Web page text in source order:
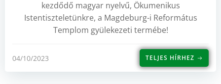
kezdődő magyar nyelvű, Ökumenikus
Istentiszteletünkre, a Magdeburg-i Református
Templom gyülekezeti termébe!
04/10/2023 TELJES HÍRHEZ